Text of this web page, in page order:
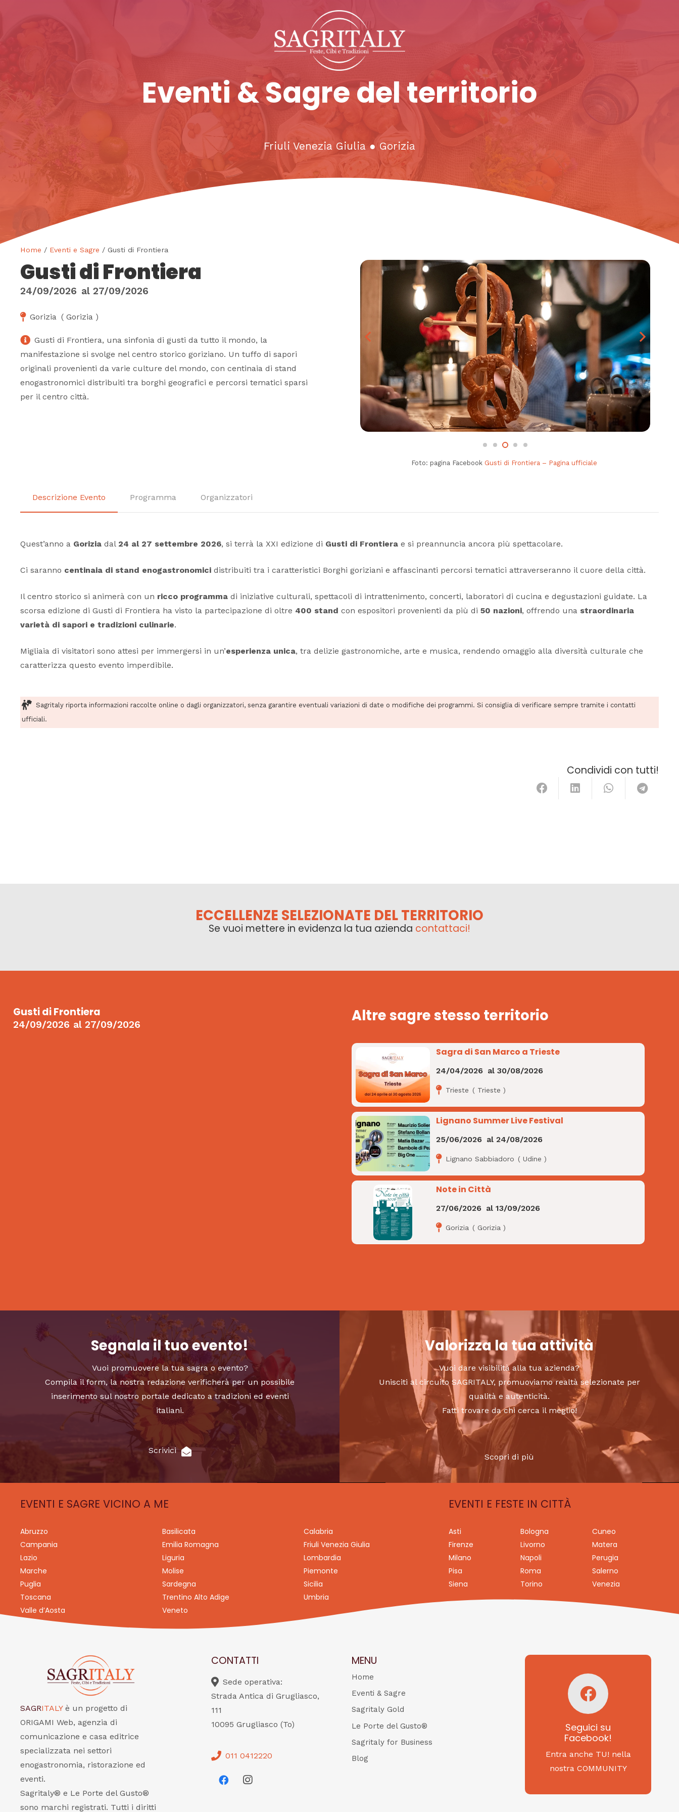
Eventi & Sagre del territorio
Friuli Venezia Giulia ●Gorizia
Home / Eventi e Sagre / Gusti di Frontiera
Gusti di Frontiera
24/09/2026 al 27/09/2026
Gorizia ( Gorizia )
Gusti di Frontiera, una sinfonia di gusti da tutto il mondo, la
manifestazione si svolge nel centro storico goriziano. Un tuffo di sapori
originali provenienti da varie culture del mondo, con centinaia di stand
enogastronomici distribuiti tra borghi geografici e percorsi tematici sparsi
per il centro città.
Foto: pagina Facebook Gusti di Frontiera – Pagina ufficiale
Descrizione Evento Programma Organizzatori
Quest’anno a Gorizia dal 24 al 27 settembre 2026, si terrà la XXI edizione di Gusti di Frontiera e si preannuncia ancora più spettacolare.
Ci saranno centinaia di stand enogastronomici distribuiti tra i caratteristici Borghi goriziani e affascinanti percorsi tematici attraverseranno il cuore della città.
Il centro storico si animerà con un ricco programma di iniziative culturali, spettacoli di intrattenimento, concerti, laboratori di cucina e degustazioni guidate. La
scorsa edizione di Gusti di Frontiera ha visto la partecipazione di oltre 400 stand con espositori provenienti da più di 50 nazioni, offrendo una straordinaria
varietà di sapori e tradizioni culinarie.
Migliaia di visitatori sono attesi per immergersi in un’esperienza unica, tra delizie gastronomiche, arte e musica, rendendo omaggio alla diversità culturale che
caratterizza questo evento imperdibile.
Sagritaly riporta informazioni raccolte online o dagli organizzatori, senza garantire eventuali variazioni di date o modifiche dei programmi. Si consiglia di verificare sempre tramite i contatti
ufficiali.
Condividi con tutti!
ECCELLENZE SELEZIONATE DEL TERRITORIO
Se vuoi mettere in evidenza la tua azienda contattaci!
Gusti di Frontiera
24/09/2026 al27/09/2026 Altre sagre stesso territorio
Sagra di San Marco a Trieste
24/04/2026 al30/08/2026
Trieste ( Trieste )
Lignano Summer Live Festival
25/06/2026 al24/08/2026
Lignano Sabbiadoro (Udine )
Note in Città
27/06/2026 al13/09/2026
Gorizia ( Gorizia )
Segnala il tuo evento!
Vuoi promuovere la tua sagra o evento?
Compila il form, la nostra redazione verificherà per un possibile
inserimento sul nostro portale dedicato a tradizioni ed eventi
italiani.
Scrivici
Valorizza la tua attività
Vuoi dare visibilità alla tua azienda?
Unisciti al circuito SAGRITALY, promuoviamo realtà selezionate per
qualità e autenticità.
Fatti trovare da chi cerca il meglio!
Scopri di più
EVENTI E SAGRE VICINO A ME
Abruzzo Basilicata
Calabria
Campania
Emilia Romagna
Friuli Venezia Giulia
Lazio
Liguria
Lombardia
Marche
Molise
Piemonte
Puglia
Sardegna
Sicilia
Toscana
Trentino Alto Adige
Umbria
Valle d’Aosta
Veneto
EVENTI E FESTE IN CITTÀ
Asti Bologna
Cuneo
Firenze
Livorno
Matera
Milano
Napoli
Perugia
Pisa
Roma
Salerno
Siena
Torino Venezia
SAGRITALY è un progetto di
ORIGAMI Web, agenzia di
comunicazione e casa editrice
specializzata nei settori
enogastronomia, ristorazione ed
eventi.
Sagritaly® e Le Porte del Gusto®
sono marchi registrati. Tutti i diritti
CONTATTI
Sede operativa:
Strada Antica di Grugliasco,
111
10095 Grugliasco (To)
011 0412220
MENU
Home
Eventi & Sagre
Sagritaly Gold
Le Porte del Gusto®
Sagritaly for Business
Blog
Seguici su
Facebook!
Entra anche TU! nella
nostra COMMUNITY
Seguici su
Facebook!
SAGRITALY
Feste, cibi e tradizioni
da Nord a Sud...